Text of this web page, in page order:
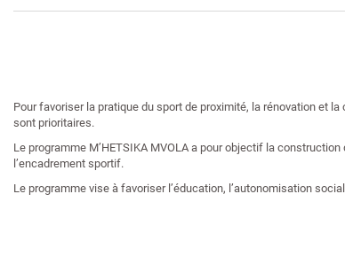
Pour favoriser la pratique du sport de proximité, la rénovation et
sont prioritaires.
Le programme M’HETSIKA MVOLA a pour objectif la
l’encadrement sportif.
Le programme vise à favoriser l’éducation, l’autonomisation